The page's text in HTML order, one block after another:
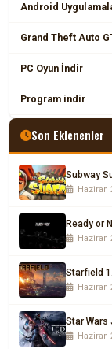
Android
Grand Theft Auto
PC Oyun İndir
Program indir
Son Eklenenler
Subway
Haziran
Ready or
Haziran
Starfield
Haziran
Star Wars
Haziran